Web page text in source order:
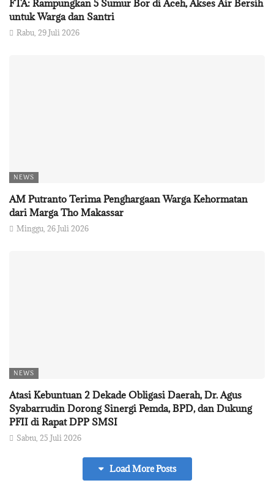
FTA: Rampungkan 5 Sumur Bor di Aceh, Akses Air Bersih
untuk Warga dan Santri
Rabu, 29 Juli 2026
NEWS
AM Putranto Terima Penghargaan Warga Kehormatan
dari Marga Tho Makassar
Minggu, 26 Juli 2026
NEWS
Atasi Kebuntuan 2 Dekade Obligasi Daerah, Dr. Agus
Syabarrudin Dorong Sinergi Pemda, BPD, dan Dukung
PFII di Rapat DPP SMSI
Sabtu, 25 Juli 2026
Load More Posts